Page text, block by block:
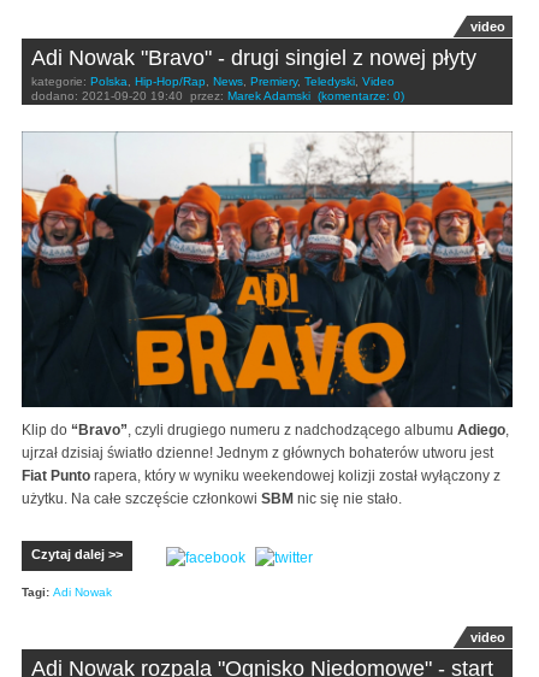
video
Adi Nowak "Bravo" - drugi singiel z nowej płyty
kategorie: Polska Hip-Hop/Rap News Premiery, Teledyski Video
dodano: 2021-09-20 19:40 przez: Marek Adamski (komentarze: 0)
Klip do “Bravo”, czyli drugiego numeru z nadchodzącego albumu Adiego,
ujrzał dzisiaj światło dzienne! Jednym z głównych bohaterów utworu jest
Fiat Punto rapera, który w wyniku weekendowej kolizji został wyłączony z
użytku. Na całe szczęście członkowi SBM nic się nie stało.
Czytaj dalej >>
Tagi: Adi Nowak
video
Adi Nowak rozpala "Ognisko Niedomowe" - start